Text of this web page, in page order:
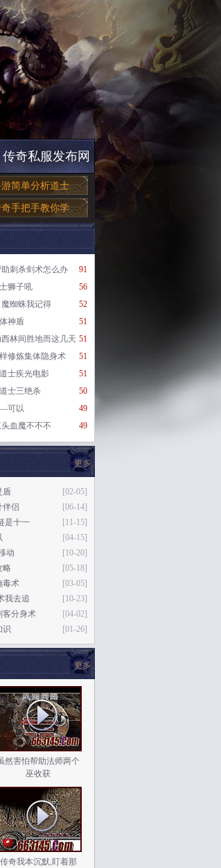
传奇私服发布网
简单分析道士
手把手教你学
91
刺杀剑术怎么办
56
狮子吼
52
蜘蛛我记得
51
神盾
51
林间胜地而这几天
51
修炼集体隐身术
51
士疾光电影
50
士三绝杀
49
可以
49
血魔不不不
更多
[02-05]
盾
[06-14]
伴侣
[11-15]
是十一
[04-15]
[10-20]
动
[05-18]
略
[03-05]
毒术
[10-23]
我去追
[04-02]
客分身术
[01-26]
识
更多
然害怕帮助法师两个
巫收获
传奇我本沉默,盯着那